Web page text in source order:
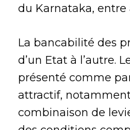
du Karnataka, entre
La bancabilité des
d’un Etat à l’autre.
présenté comme
attractif,
combinaison de